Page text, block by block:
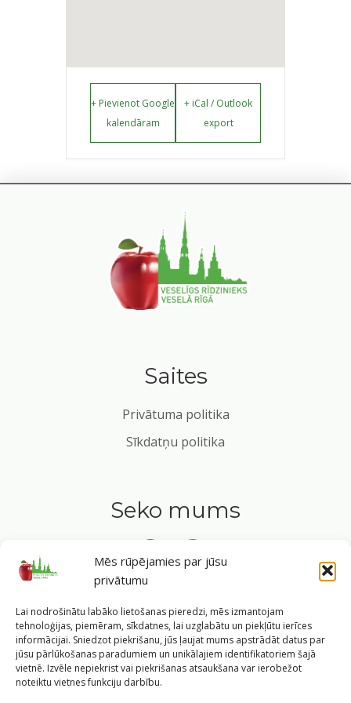
Mēs rūpējamies par jūsu
privātumu
Lai nodrošinātu labāko lietošanas pieredzi, mēs izmantojam
tehnoloģijas, piemēram, sīkdatnes, lai uzglabātu un piekļūtu ierīces
informācijai. Sniedzot piekrišanu, jūs ļaujat mums apstrādāt datus par
jūsu pārlūkošanas paradumiem un unikālajiem identifikatoriem šajā
vietnē. Izvēle nepiekrist vai piekrišanas atsaukšana var ierobežot
noteiktu vietnes funkciju darbību.
+ Pievienot Google
kalendāram
+ iCal / Outlook
export
Saites
Privātuma politika
Sīkdatņu politika
Seko mums
©2026 Veselīgs rīdzinieks veselā Rīgā |Pārpublicējot
informāciju, atsauce uz Rīgas valstspilsētas pašvaldības